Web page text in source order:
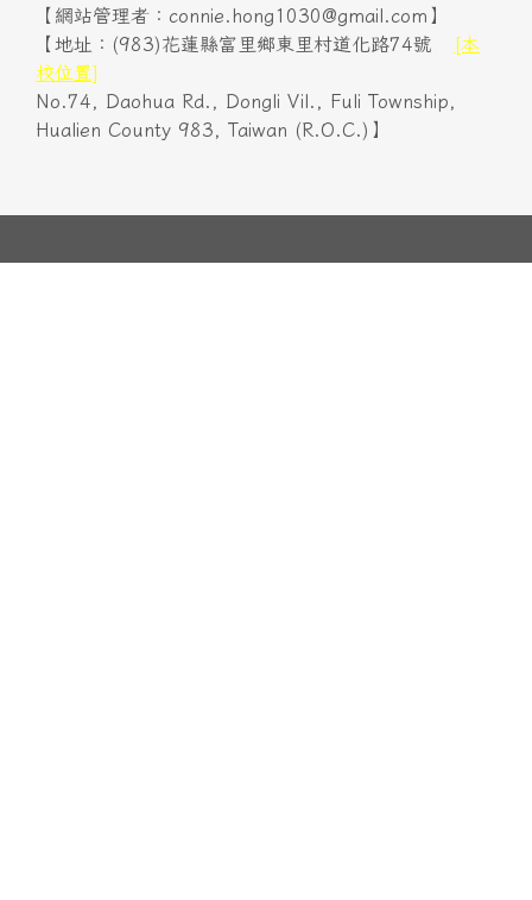
【網站管理者：connie.hong1030@gmail.com】
【地址：(983)花蓮縣富里鄉東里村道化路74號
[本
校位置]
No.74, Daohua Rd., Dongli Vil., Fuli Township,
Hualien County 983, Taiwan (R.O.C.)】